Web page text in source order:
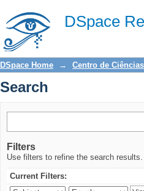
DSpace
Search
DSpace Home → Centro de
Search
Filters
Use filters to refine the search results.
Current Filters: